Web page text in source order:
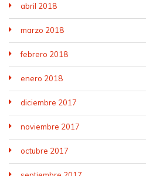
abril 2018
marzo 2018
febrero 2018
enero 2018
diciembre 2017
noviembre 2017
octubre 2017